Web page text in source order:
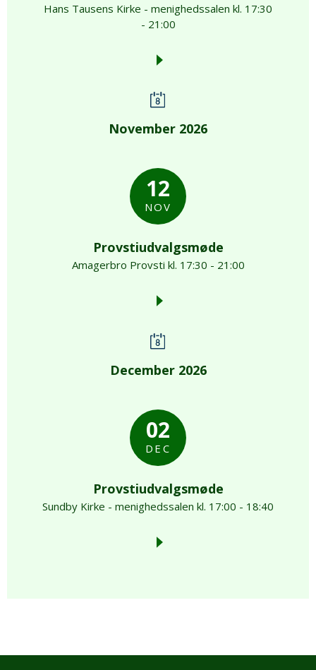
Hans Tausens Kirke - menighedssalen kl. 17:30
- 21:00
November 2026
12
NOV
Provstiudvalgsmøde
Amagerbro Provsti kl. 17:30 - 21:00
December 2026
02
DEC
Provstiudvalgsmøde
Sundby Kirke - menighedssalen kl. 17:00 - 18:40